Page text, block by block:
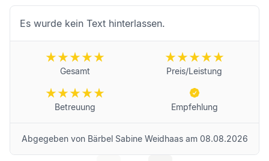
Es wurde kein Text hinterlassen.
Gesamt Preis/Leistung
Betreuung Empfehlung
Abgegeben von Bärbel Sabine Weidhaasam 08.08.2026